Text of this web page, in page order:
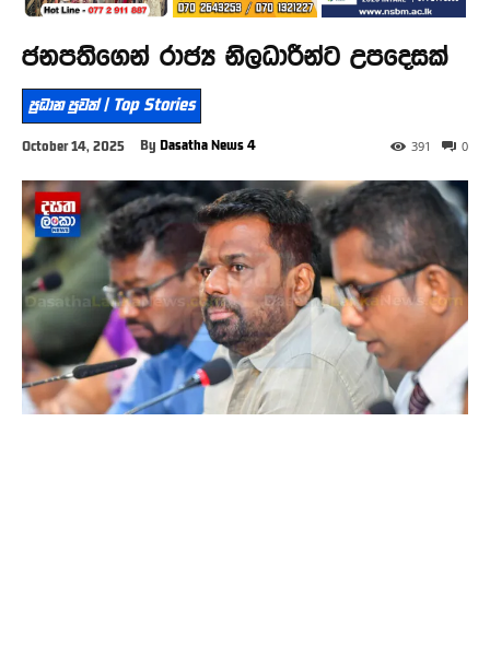
ජනපතිගෙන් රාජ්‍ය නිලධාරීන්ට උපදෙසක්
ප්‍රධාන පුවත් | Top Stories
October 14, 2025 By Dasatha News 4 0
391